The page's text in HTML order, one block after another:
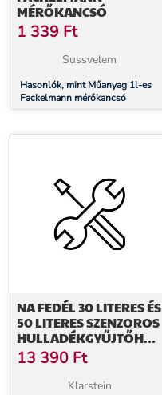
MÉRŐKANCSÓ
1 339 Ft
Sussvelem
Hasonlók, mint Műanyag 1l-es
Fackelmann mérőkancsó
NA FEDÉL 30 LITERES ÉS
50 LITERES SZENZOROS
HULLADÉKGYŰJTŐHÖZ,
MATT FEKETE
13 390 Ft
Klarstein